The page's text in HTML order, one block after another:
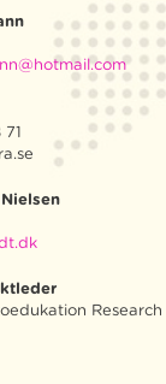
Research